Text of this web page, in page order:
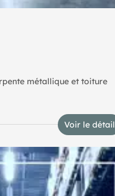
métallique et toiture
Voir le détail